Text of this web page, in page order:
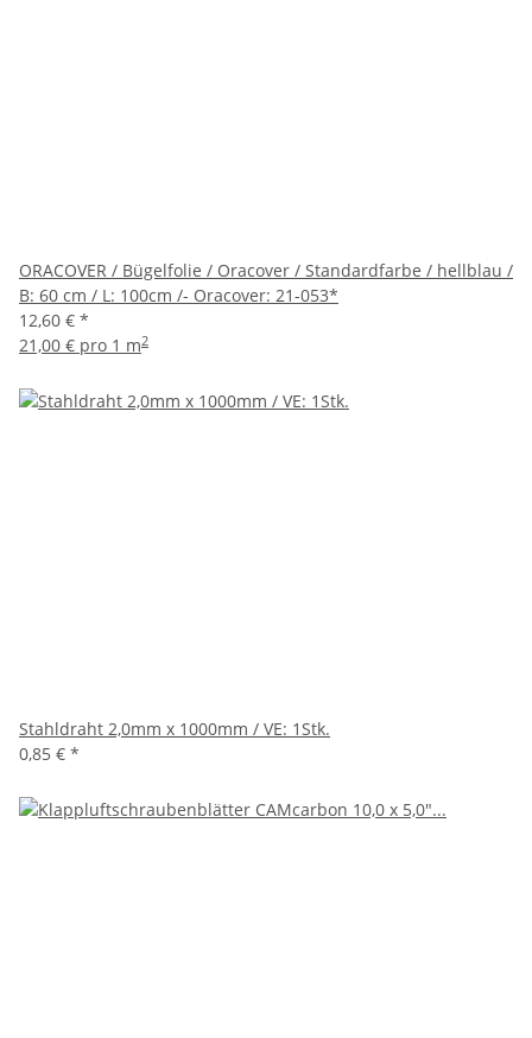
ORACOVER / Bügelfolie / Oracover / Standardfarbe / hellblau /
B: 60 cm / L: 100cm /- Oracover: 21-053*
12,60 € *
21,00 € pro 1 m2
Stahldraht 2,0mm x 1000mm / VE: 1Stk.
0,85 € *